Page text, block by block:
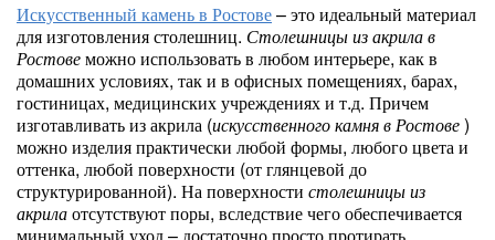
Искусственный камень в Ростове– это идеальный материал
для изготовления столешниц. Столешницы из акрила в
Ростовеможно использовать в любом интерьере, как в
домашних условиях, так и в офисных помещениях, барах,
гостиницах, медицинских учреждениях и т.д. Причем
изготавливать из акрила (искусственного камня в Ростове)
можно изделия практически любой формы, любого цвета и
оттенка, любой поверхности (от глянцевой до
структурированной). На поверхности столешницы из
акрилаотсутствуют поры, вследствие чего обеспечивается